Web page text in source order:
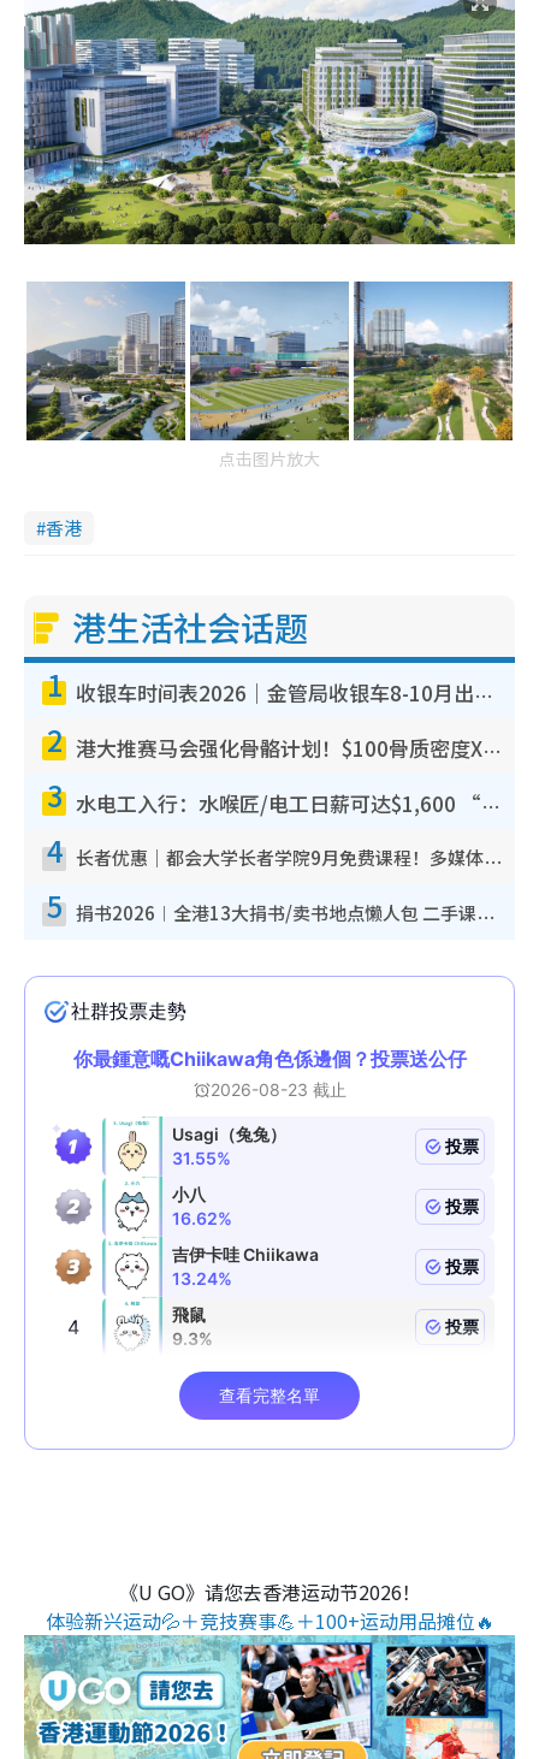
点击图片放大
香港
港生活社会话题
1 收银车时间表2026｜金管局收银车8-10月出没地点+时间！无需手续费！硬币免费转现钞或增值至八达通
2 港大推赛马会强化骨骼计划！$100骨质密度X光检查 完成免费运动训练送超市礼券！附参加资格
3 水电工入行：水喉匠/电工日薪可达$1,600 “铁饭碗”职业难被AI取代！附薪酬参考+入行考牌路径
4 长者优惠｜都会大学长者学院9月免费课程！多媒体/微电影创作/网络安全 附报名方法教学
5 捐书2026︱全港13大捐书/卖书地点懒人包 二手课本最高$150＋旧书换免费咖啡/戏票
《U GO》请您去香港运动节2026！
体验新兴运动💦＋竞技赛事💪＋100+运动用品摊位🔥